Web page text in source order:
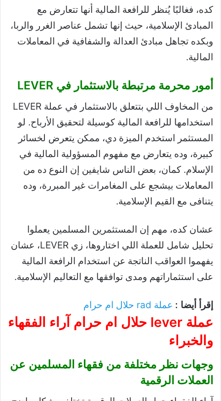
كده، فغالبًا يُنظر للرافعة المالية أنها تتعارض مع
المبادئ الإسلامية، حيث إنها تشمل عناصر الغرر والربا،
وبكده تجاهل مبادئ العدالة والشفافية في المعاملات
المالية.
أمور محرمة مرتبطة بالاستثمار في LEVER
من المخاوف اللي بتتعلق بالاستثمار في عملة LEVER
استخدامها للرافعة المالية كوسيلة لتحقيق الأرباح. لو
المستثمر استخدم الميزة دي، ممكن يتعرض لخسائر
كبيرة، وده يتعارض مع مفهوم المسؤولية المالية في
الإسلام. كمان، بعض الناس شايفين إن النوع ده من
المعاملات بيشجع على المغامرات غير المبررة، وده
يتنافى مع القيم الإسلامية.
عشان كده، مهم إن المستثمرين المسلمين يعملوا
تحليل شامل للعملة اللي اختاروها، زي LEVER، عشان
يفهموا العواقب الناتجة عن استخدام الرافعة المالية
على استثماراتهم ومدى توافقها مع التعاليم الإسلامية.
إقرأ أيضا : عملة rad حلال ام حرام
عملة lever حلال ام حرام آراء الفقهاء
والخبراء
وجهات نظر مختلفة من فقهاء المسلمين عن
العملات الرقمية